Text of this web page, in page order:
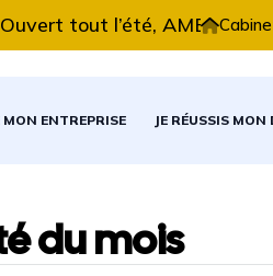
tout l’été, AMBS
MON ENTREPRISE JE RÉUSSIS MON
du mois